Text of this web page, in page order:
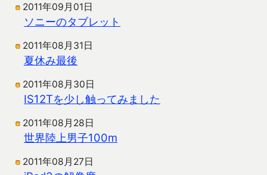
2011年09月01日
ソニーのタブレット
2011年08月31日
夏休み最後
2011年08月30日
IS12Tを少し触ってみました
2011年08月28日
世界陸上男子100m
2011年08月27日